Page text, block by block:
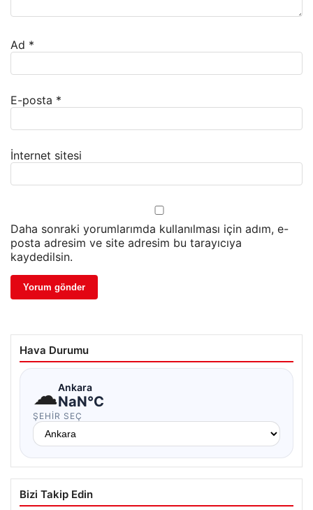
Ad *
E-posta *
İnternet sitesi
Daha sonraki yorumlarımda kullanılması için adım, e-
posta adresim ve site adresim bu tarayıcıya
kaydedilsin.
Hava Durumu
☁Ankara
NaN°C
ŞEHIR SEÇ
Bizi Takip Edin